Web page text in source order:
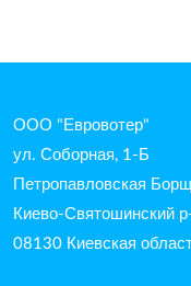
ООО "Евровотер"
ул. Соборная, 1-Б
Петропавловская
Киево-Святошинский
08130 Киевская